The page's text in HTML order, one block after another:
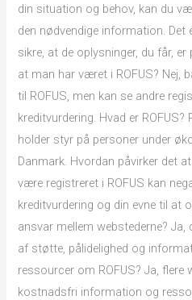
din situation og behov, kan du
den nødvendige information.
sikre, at de oplysninger, du får,
at man har været i ROFUS? Nej,
til ROFUS, men kan se andre
kreditvurdering. Hvad er ROFUS?
holder styr på personer under
Danmark. Hvordan påvirker det
være registreret i ROFUS kan
kreditvurdering og din evne til at
ansvar mellem webstederne? Ja,
af støtte, pålidelighed og
ressourcer om ROFUS? Ja, flere
kostnadsfri information og